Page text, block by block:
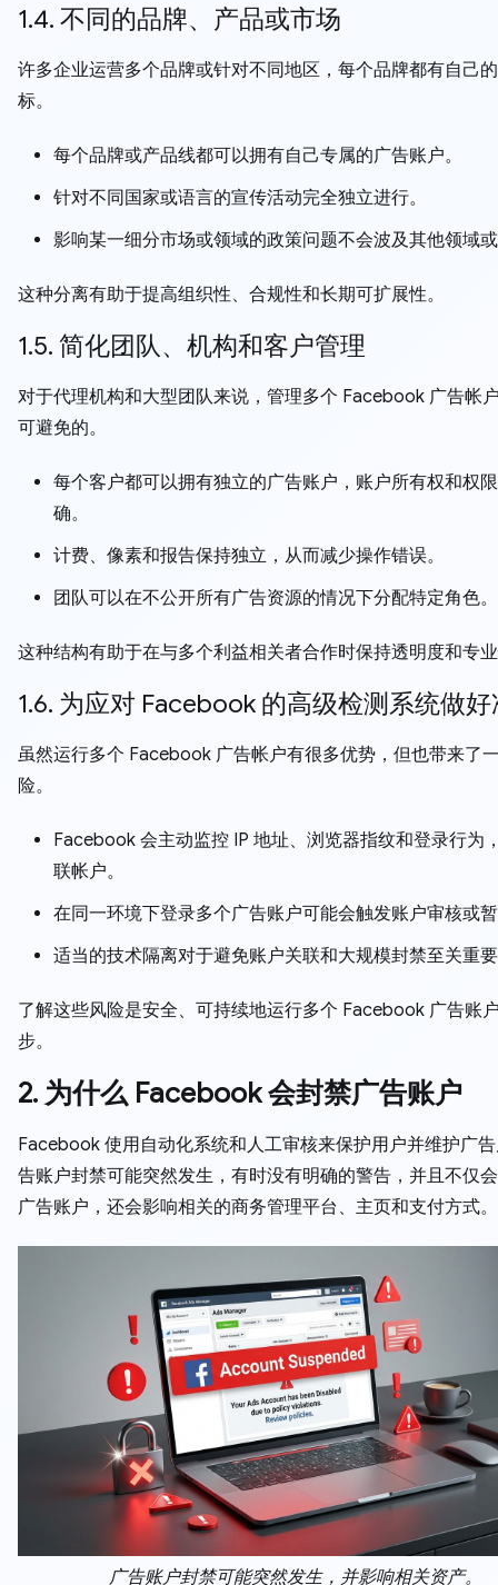
1.4. 不同的品牌、产品或市场
许多企业运营多个品牌或针对不同地区，每个品牌都有自己
标。
每个品牌或产品线都可以拥有自己专属的广告账户。
针对不同国家或语言的宣传活动完全独立进行。
影响某一细分市场或领域的政策问题不会波及其他领域
这种分离有助于提高组织性、合规性和长期可扩展性。
1.5. 简化团队、机构和客户管理
对于代理机构和大型团队来说，管理多个 Facebook 广告帐
可避免的。
每个客户都可以拥有独立的广告账户，账户所有权和权
确。
计费、像素和报告保持独立，从而减少操作错误。
团队可以在不公开所有广告资源的情况下分配特定角色。
这种结构有助于在与多个利益相关者合作时保持透明度和专
1.6. 为应对 Facebook 的高级检测系统做
虽然运行多个 Facebook 广告帐户有很多优势，但也带来了
险。
Facebook 会主动监控 IP 地址、浏览器指纹和登录行为
联帐户。
在同一环境下登录多个广告账户可能会触发账户审核或
适当的技术隔离对于避免账户关联和大规模封禁至关重
了解这些风险是安全、可持续地运行多个 Facebook 广告账
步。
2. 为什么 Facebook 会封禁广告账户
Facebook 使用自动化系统和人工审核来保护用户并维护广
告账户封禁可能突然发生，有时没有明确的警告，并且不仅
广告账户，还会影响相关的商务管理平台、主页和支付方式。
广告账户封禁可能突然发生，并影响相关资产。